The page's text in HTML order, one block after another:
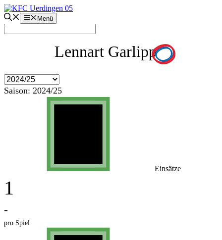
Zum
Inhalt
springen
Menü
Lennart Garlipp
Saison: 2024/25
Einsätze
1
-
pro Spiel